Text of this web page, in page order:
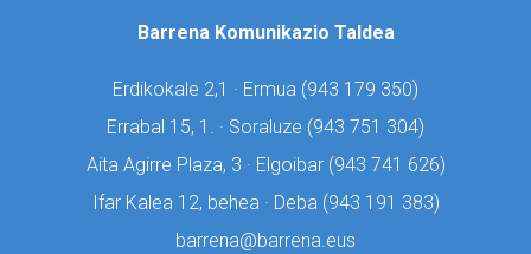
Barrena Komunikazio Taldea
Erdikokale 2,1 · Ermua (943 179 350)
Errabal 15, 1. · Soraluze (943 751 304)
Aita Agirre Plaza, 3 · Elgoibar (943 741 626)
Ifar Kalea 12, behea · Deba (943 191 383)
barrena@barrena.eus